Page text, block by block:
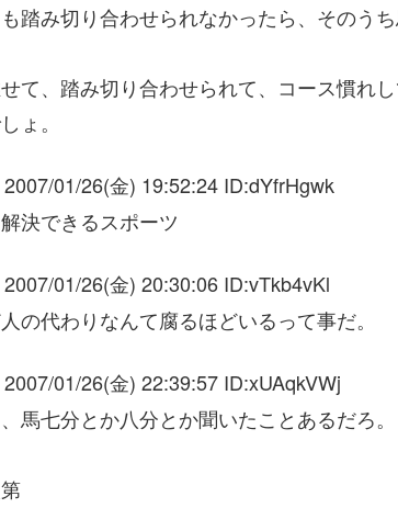
踏み切り合わせられなかったら、そのう
て、踏み切り合わせられて、コース慣れ
ょ。
2007/01/26(金) 19:52:24 ID:dYfrHgwk
決できるスポーツ
2007/01/26(金) 20:30:06 ID:vTkb4vKl
の代わりなんて腐るほどいるって事だ。
01/26(金) 22:39:57 ID:xUAqkVWj
馬七分とか八分とか聞いたことあるだろ。